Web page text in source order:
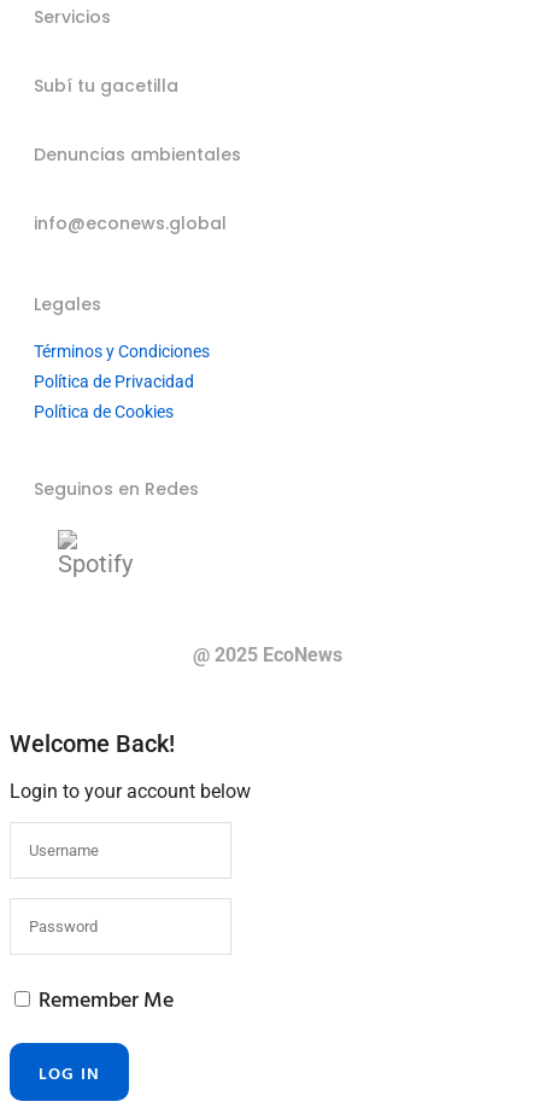
Servicios
Subí tu gacetilla
Denuncias ambientales
info@econews.global
Legales
Términos y Condiciones
Política de Privacidad
Política de Cookies
Seguinos en Redes
@ 2025 EcoNews
Welcome Back!
Login to your account below
Remember Me